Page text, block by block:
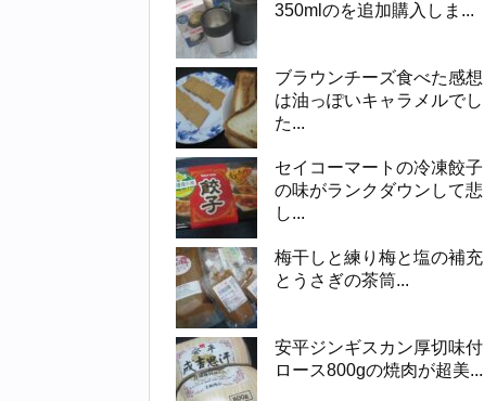
350mlのを追加購入しま...
ブラウンチーズ食べた感想
は油っぽいキャラメルでし
た...
セイコーマートの冷凍餃子
の味がランクダウンして悲
し...
梅干しと練り梅と塩の補充
とうさぎの茶筒...
安平ジンギスカン厚切味付
ロース800gの焼肉が超美...